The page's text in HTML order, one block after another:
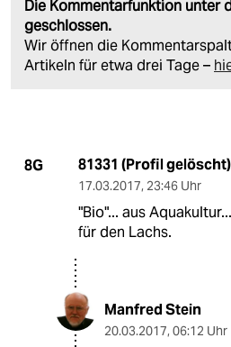
Die Kommentarfunktion unter
geschlossen.
Wir öffnen die
Artikeln für etwa drei Tage –
8G 81331 (Profil gelöscht)
17.03.2017, 23:46 Uhr
"Bio"... aus
für den Lachs.
Manfred Stein
20.03.2017, 06:12 Uhr